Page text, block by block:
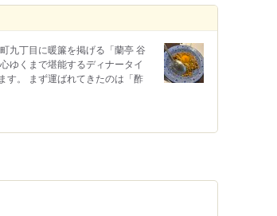
九丁目に暖簾を掲げる「蘭亭 谷
ゆくまで堪能するディナータイ
す。 まず運ばれてきたのは「酢